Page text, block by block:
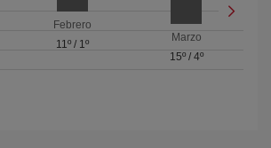
Febrero
11º/ 1º
Marzo
15º/ 4º